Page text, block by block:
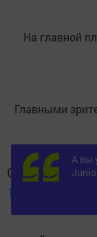
На главной
Главными
Следите за
Telegram-
А вы